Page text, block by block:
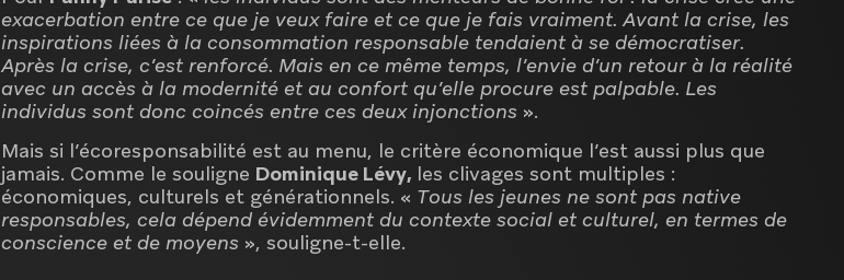
exacerbation entre ce que je veux faire et ce que je fais vraiment. Avant la crise, les
inspirations liées à la consommation responsable tendaient à se démocratiser.
Après la crise, c’est renforcé. Mais en ce même temps, l’envie d’un retour à la réalité
avec un accès à la modernité et au confort qu’elle procure est palpable. Les
individus sont donc coincés entre ces deux injonctions ».
Mais si l’écoresponsabilité est au menu, le critère économique l’est aussi plus que
jamais. Comme le souligne Dominique Lévy, les clivages sont multiples :
économiques, culturels et générationnels. « Tous les jeunes ne sont pas native
responsables, cela dépend évidemment du contexte social et culturel, en termes de
conscience et de moyens », souligne-t-elle.